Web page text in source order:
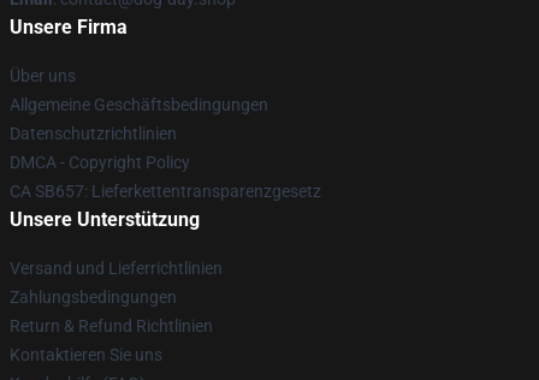
Unsere Firma
Über uns
Allgemeine Geschäftsbedingungen
Datenschutzrichtlinien
DMCA - Copyright Policy
CA SB657: Lieferkettentransparenzgesetz
Unsere Unterstützung
Versand und Lieferrichtlinien
Zahlungsbedingungen
Return & Refund Richtlinien
Kontaktieren Sie uns